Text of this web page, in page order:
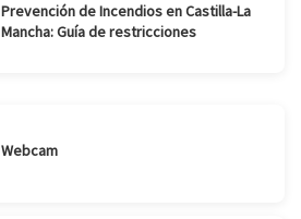
Prevención de Incendios en Castilla-La
Mancha: Guía de restricciones
Webcam